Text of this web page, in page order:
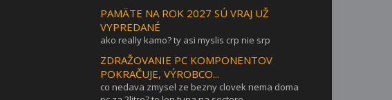
PAMÄTE NA ROK 2027 SÚ VRAJ UŽ
VYPREDANÉ
ako really kamo? ty asi myslis crp nie srp
ZDRAŽOVANIE PC KOMPONENTOV
POKRAČUJE, VÝROBCO...
co nedava zmysel ze bezny clovek nema doma